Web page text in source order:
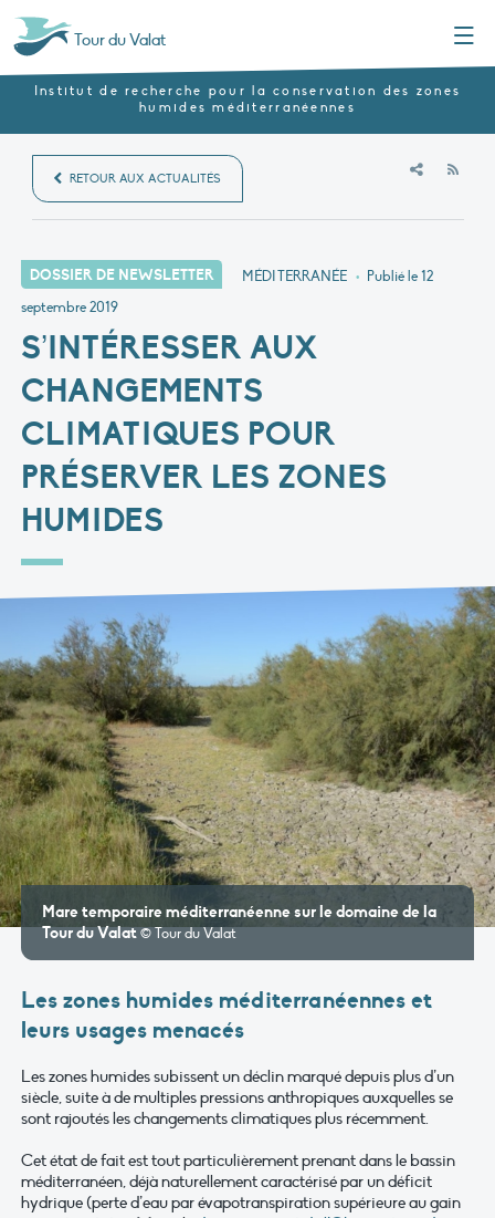
Tour du Valat
Institut de recherche pour la conservation des zones
humides méditerranéennes
RETOUR AUX ACTUALITÉS
DOSSIER DE NEWSLETTER MÉDITERRANÉE • Publié le12
septembre 2019
S’INTÉRESSER AUX
CHANGEMENTS
CLIMATIQUES POUR
PRÉSERVER LES ZONES
HUMIDES
Mare temporaire méditerranéenne sur le domaine de la
Tour du Valat© Tour du Valat
Les zones humides méditerranéennes et
leurs usages menacés
Les zones humides subissent un déclin marqué depuis plus d’un
siècle, suite à de multiples pressions anthropiques auxquelles se
sont rajoutés les changements climatiques plus récemment.
Cet état de fait est tout particulièrement prenant dans le bassin
méditerranéen, déjà naturellement caractérisé par un déficit
hydrique (perte d’eau par évapotranspiration supérieure au gain